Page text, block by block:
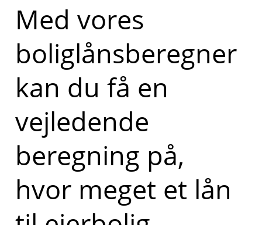
Med vores
boliglånsberegner
kan du få en
vejledende
beregning på,
hvor meget et lån